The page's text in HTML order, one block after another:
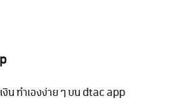
น ทำเองง่าย ๆ บน dtac app